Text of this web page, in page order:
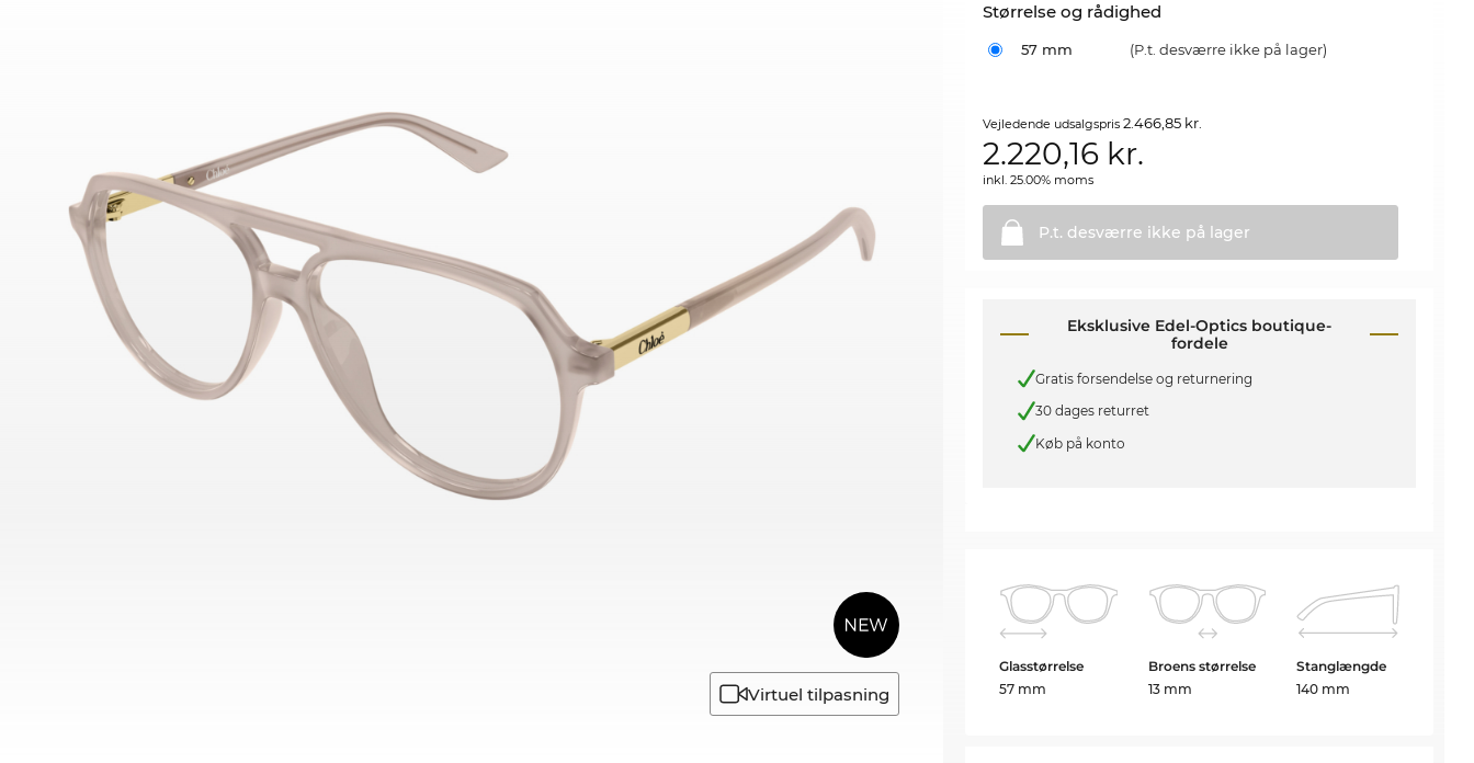
Virtuel tilpasning
Størrelse og rådighed
57 mm (P.t. desværre ikke på lager)
Vejledende udsalgspris2.466,85 kr.
2.220,16 kr.
inkl. 25.00% moms
P.t. desværre ikke på lager
Eksklusive Edel-Optics boutique-
fordele
Gratis forsendelse og returnering
30 dages returret
Køb på konto
Glasstørrelse
57 mm
Broens størrelse
13 mm
Stanglængde
140 mm